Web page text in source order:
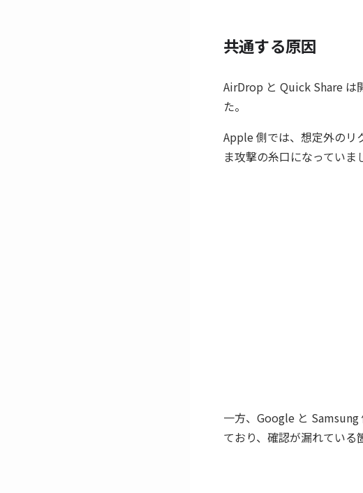
共通する原因
AirDrop と Quick Share は
た。
Apple 側では、想定外のリ
ま攻撃の糸口になっていま
一方、Google と
ており、確認が漏れている